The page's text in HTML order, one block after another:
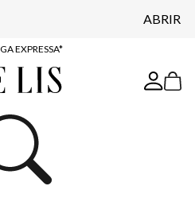
ABRIR
E RETIRE EM LOJA*
EXPRESSA*
GRÁTIS*
COMPRA*